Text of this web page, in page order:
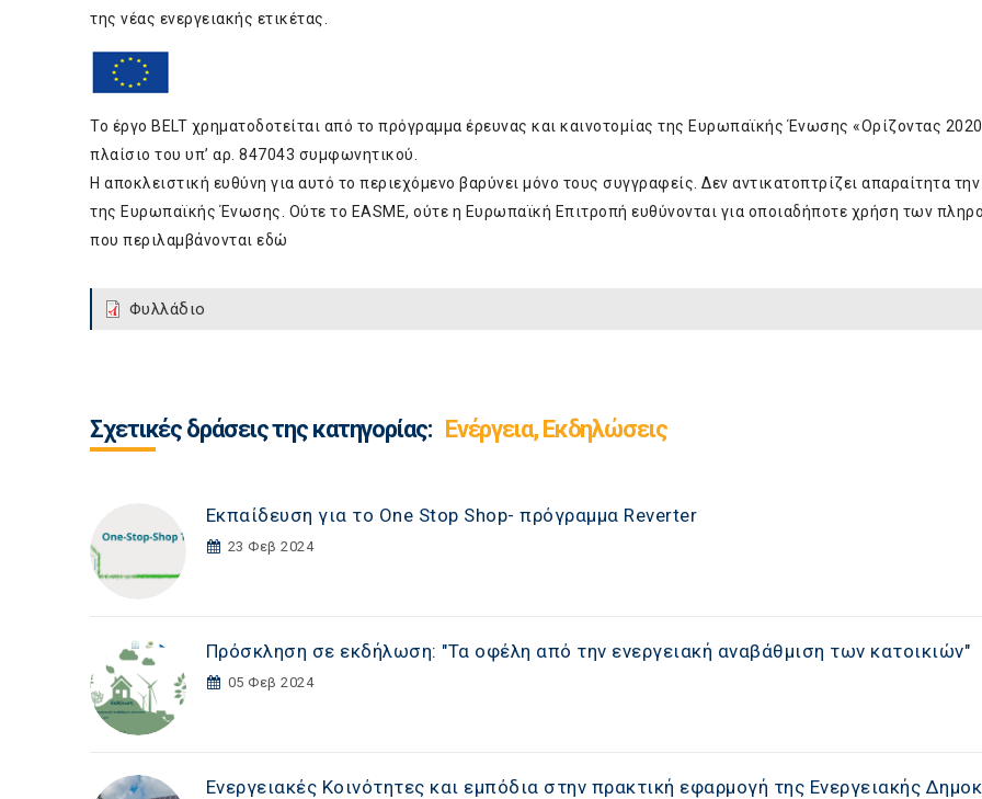
της νέας ενεργειακής ετικέτας.
Το έργο BELT χρηματοδοτείται από το πρόγραμμα έρευνας και καινοτομίας της Ευρωπαϊκής Ένωσης «Ορίζοντας
πλαίσιο του υπ’ αρ. 847043 συμφωνητικού.
Η αποκλειστική ευθύνη για αυτό το περιεχόμενο βαρύνει μόνο τους συγγραφείς. Δεν αντικατοπτρίζει απαραίτητα
της Ευρωπαϊκής Ένωσης. Ούτε το EASME, ούτε η Ευρωπαϊκή Επιτροπή ευθύνονται για οποιαδήποτε χρήση των
που περιλαμβάνονται εδώ
Φυλλάδιο
Σχετικές δράσεις της κατηγορίας: Ενέργεια, Εκδηλώσεις
Εκπαίδευση για το One Stop Shop- πρόγραμμα Reverter
23 Φεβ 2024
Πρόσκληση σε εκδήλωση: "Τα οφέλη από την ενεργειακή αναβάθμιση των κατοικιών"
05 Φεβ 2024
Ενεργειακές Κοινότητες και εμπόδια στην πρακτική εφαρμογή της Ενεργειακής